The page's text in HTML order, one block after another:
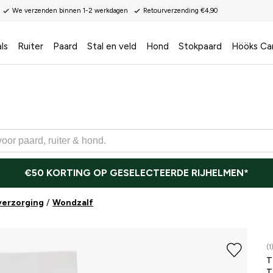
We verzenden binnen 1-2 werkdagen Retourverzending €4,90
Ruiter Paard Stal en veld Hond Stokpaard Hööks
€50 KORTING OP GESELECTEERDE RIJHELMEN*
Wondzalf
(1)